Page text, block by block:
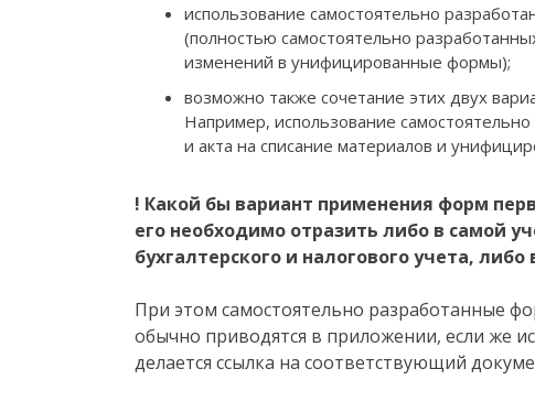
использование самостоятельно
(полностью самостоятельно
изменений в унифицированные формы);
возможно также сочетание этих двух
Например, использование
и акта на списание материалов и
! Какой бы вариант применения форм
его необходимо отразить либо в самой
бухгалтерского и налогового учета,
При этом самостоятельно разработанные
обычно приводятся в приложении, если же
делается ссылка на соответствующий